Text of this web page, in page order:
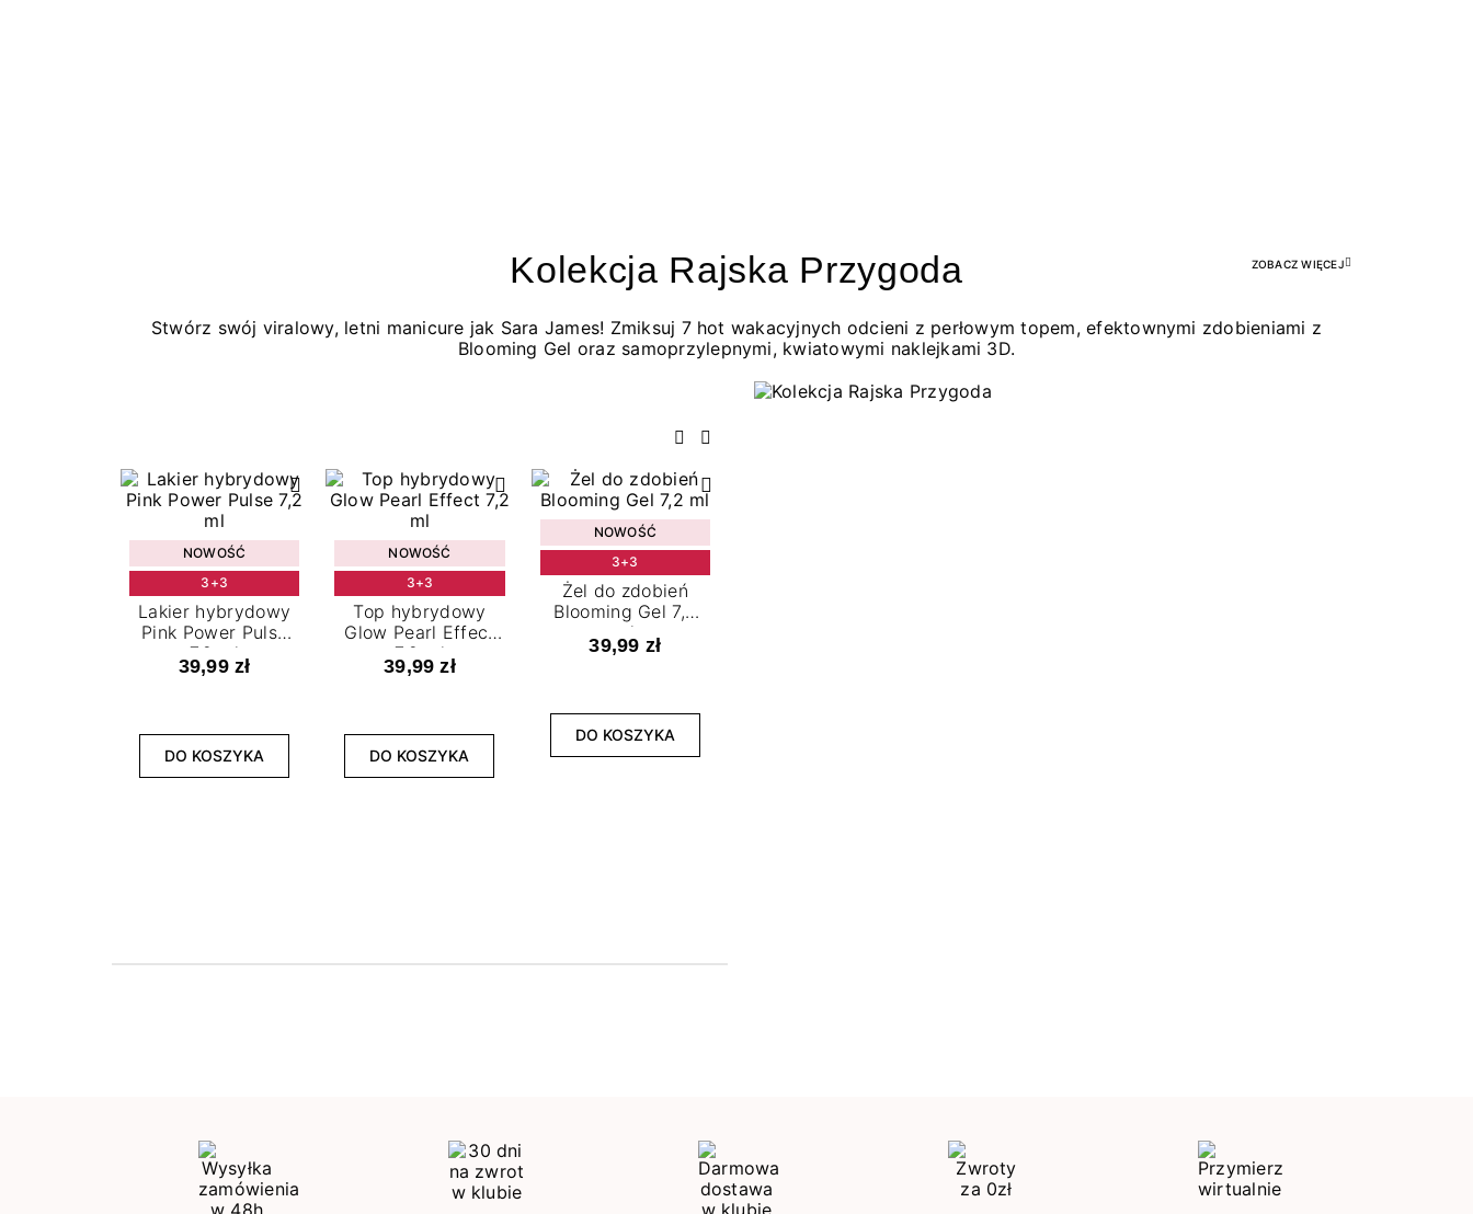
Kolekcja Rajska Przygoda ZOBACZ WIĘCEJ
Stwórz swój viralowy, letni manicure jak Sara James! Zmiksuj 7 hot wakacyjnych odcieni z perłowym topem, efektownymi zdobieniami z
Blooming Gel oraz samoprzylepnymi, kwiatowymi naklejkami 3D.
Poprzedni
Następny
NOWOŚĆ
3+3
Lakier hybrydowy
Pink Power Pulse
7,2 ml
39,99 zł
DO KOSZYKA
NOWOŚĆ
3+3
Top hybrydowy
Glow Pearl Effect
7,2 ml
39,99 zł
DO KOSZYKA
NOWOŚĆ
3+3
Żel do zdobień
Blooming Gel 7,2
ml
39,99 zł
DO KOSZYKA